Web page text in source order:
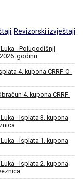
, Revizorski izvještaji
- Polugodišnji
godinu
4. kupona CRRF-O-
4. kupona CRRF-
- Isplata 3. kupona
- Isplata 1. kupona
- Isplata 2. kupona